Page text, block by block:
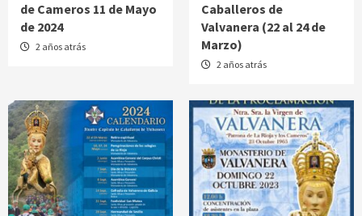
de Cameros 11 de Mayo
de 2024
2 años atrás
Caballeros de
Valvanera (22 al 24 de
Marzo)
2 años atrás